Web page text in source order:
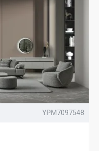
YPM7097548